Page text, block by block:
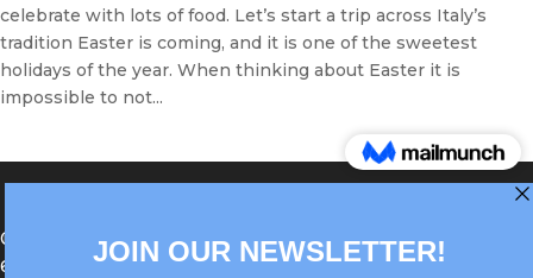
celebrate with lots of food. Let’s start a trip across Italy’s
tradition Easter is coming, and it is one of the sweetest
holidays of the year. When thinking about Easter it is
impossible to not...
®Berlin Italian Communication 2022 +49(0)30
62867442
info@old.true-italian.com